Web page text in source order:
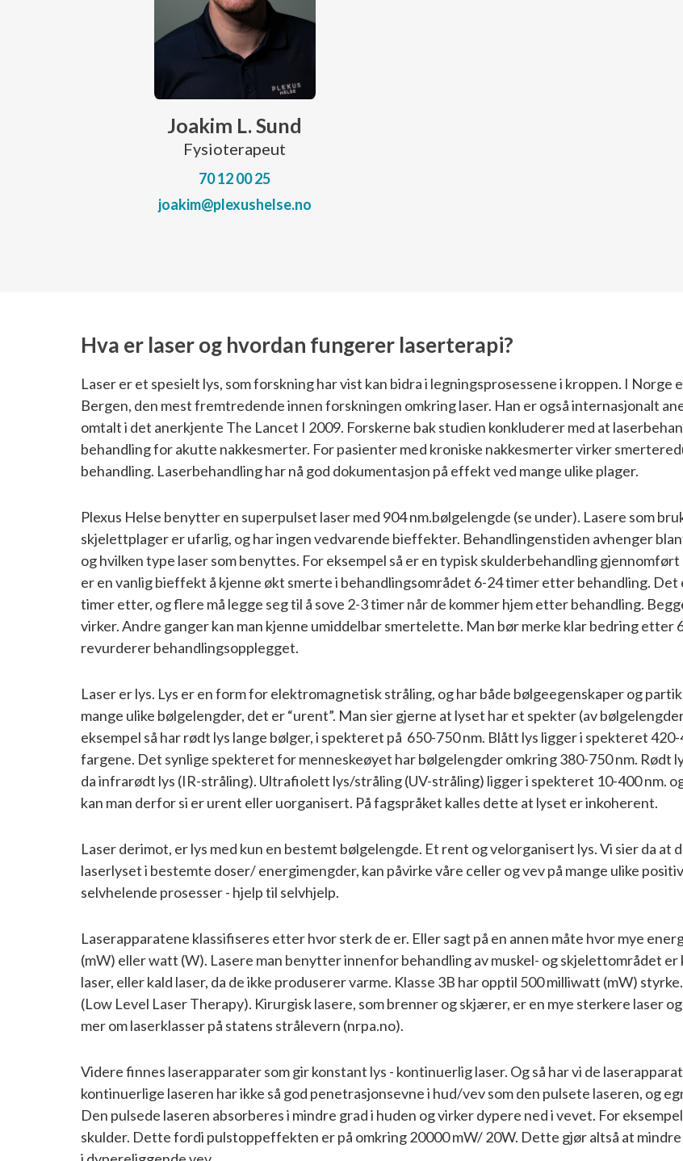
Joakim L. Sund
Fysioterapeut
70 12 00 25
joakim@plexushelse.no
Hva er laser og hvordan fungerer laserterapi?
Laser er et spesielt lys, som forskning har vist kan bidra i legningsprosessene i kroppen. I
Bergen, den mest fremtredende innen forskningen omkring laser. Han er også internasjonalt
omtalt i det anerkjente The Lancet I 2009. Forskerne bak studien konkluderer med at
behandling for akutte nakkesmerter. For pasienter med kroniske nakkesmerter virker
behandling. Laserbehandling har nå god dokumentasjon på effekt ved mange ulike plager.
Plexus Helse benytter en superpulset laser med 904 nm.bølgelengde (se under). Lasere som
skjelettplager er ufarlig, og har ingen vedvarende bieffekter. Behandlingenstiden avhenger
og hvilken type laser som benyttes. For eksempel så er en typisk skulderbehandling
er en vanlig bieffekt å kjenne økt smerte i behandlingsområdet 6-24 timer etter behandling.
timer etter, og flere må legge seg til å sove 2-3 timer når de kommer hjem etter behandling.
virker. Andre ganger kan man kjenne umiddelbar smertelette. Man bør merke klar bedring etter
revurderer behandlingsopplegget.
Laser er lys. Lys er en form for elektromagnetisk stråling, og har både bølgeegenskaper og
mange ulike bølgelengder, det er “urent”. Man sier gjerne at lyset har et spekter (av
eksempel så har rødt lys lange bølger, i spekteret på 650-750 nm. Blått lys ligger i spekteret 420-
fargene. Det synlige spekteret for menneskeøyet har bølgelengder omkring 380-750 nm. Rødt
da infrarødt lys (IR-stråling). Ultrafiolett lys/stråling (UV-stråling) ligger i spekteret 10-400 nm.
kan man derfor si er urent eller uorganisert. På fagspråket kalles dette at lyset er inkoherent.
Laser derimot, er lys med kun en bestemt bølgelengde. Et rent og velorganisert lys. Vi sier da
laserlyset i bestemte doser/ energimengder, kan påvirke våre celler og vev på mange ulike
selvhelende prosesser - hjelp til selvhjelp.
Laserapparatene klassifiseres etter hvor sterk de er. Eller sagt på en annen måte hvor mye
(mW) eller watt (W). Lasere man benytter innenfor behandling av muskel- og skjelettområdet
laser, eller kald laser, da de ikke produserer varme. Klasse 3B har opptil 500 milliwatt (mW)
(Low Level Laser Therapy). Kirurgisk lasere, som brenner og skjærer, er en mye sterkere laser
mer om laserklasser på statens strålevern (nrpa.no).
Videre finnes laserapparater som gir konstant lys - kontinuerlig laser. Og så har vi de
kontinuerlige laseren har ikke så god penetrasjonsevne i hud/vev som den pulsete laseren, og
Den pulsede laseren absorberes i mindre grad i huden og virker dypere ned i vevet. For
skulder. Dette fordi pulstoppeffekten er på omkring 20000 mW/ 20W. Dette gjør altså at